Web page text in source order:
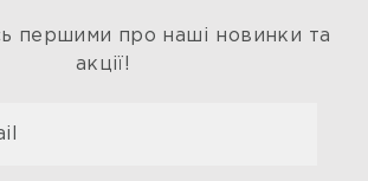
першими про наші новинки та
акції!